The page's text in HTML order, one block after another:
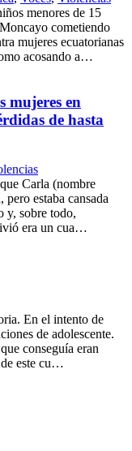
menores de 15
cometiendo
mujeres ecuatorianas
acosando a…
mujeres en
de hasta
Carla (nombre
estaba cansada
y, sobre todo,
era un cua…
En el intento de
de adolescente.
conseguía eran
este cu…